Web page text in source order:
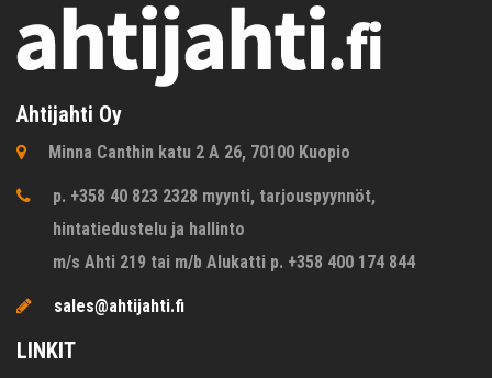
Ahtijahti Oy
Minna Canthin katu 2 A 26, 70100 Kuopio
p. +358 40 823 2328 myynti, tarjouspyynnöt,
hintatiedustelu ja hallinto
m/s Ahti 219 tai m/b Alukatti p. +358 400 174 844
sales@ahtijahti.fi
LINKIT